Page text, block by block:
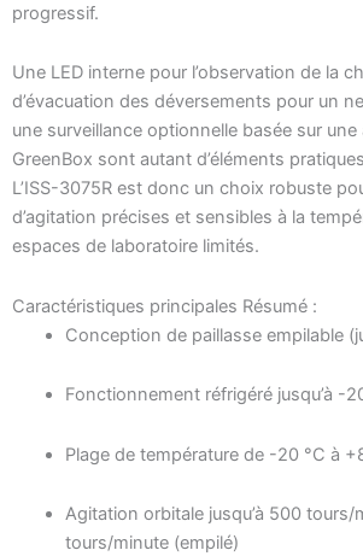
progressif.
Une LED interne pour l’observation de la
d’évacuation des déversements pour un
une surveillance optionnelle basée sur
GreenBox sont autant d’éléments
L’ISS-3075R est donc un choix robuste
d’agitation précises et sensibles à la
espaces de laboratoire limités.
Caractéristiques principales Résumé :
Conception de paillasse empilable
Fonctionnement réfrigéré jusqu’à -
Plage de température de -20 °C à
Agitation orbitale jusqu’à 500
tours/minute (empilé)